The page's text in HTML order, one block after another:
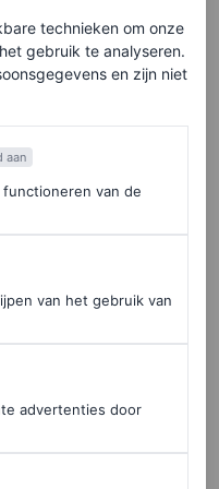
De
van het
2026-seizoen
van 2026
technieken om onze
gebruik te analyseren.
en zijn niet
aan
van de
van het gebruik van
advertenties door